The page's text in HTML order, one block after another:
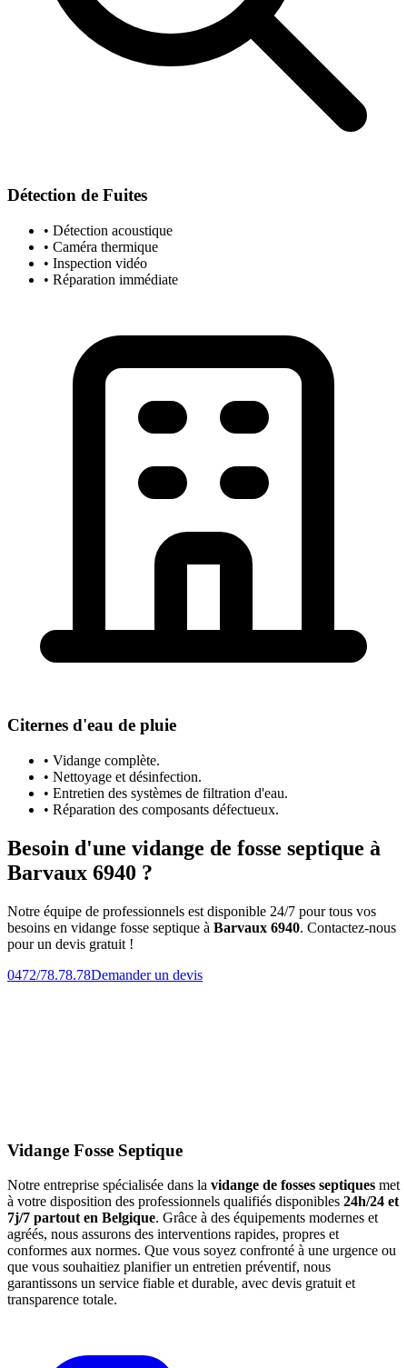
Détection de Fuites
• Détection acoustique
• Caméra thermique
• Inspection vidéo
• Réparation immédiate
Citernes d'eau de pluie
• Vidange complète.
• Nettoyage et désinfection.
• Entretien des systèmes de filtration d'eau.
• Réparation des composants défectueux.
Besoin d'une vidange de fosse septique à
Barvaux 6940 ?
Notre équipe de professionnels est disponible 24/7 pour tous vos
besoins en vidange fosse septique à Barvaux 6940. Contactez-nous
pour un devis gratuit !
0472/78.78.78Demander un devis
Vidange Fosse Septique
Notre entreprise spécialisée dans la vidange de fosses septiques met
à votre disposition des professionnels qualifiés disponibles 24h/24 et
7j/7 partout en Belgique. Grâce à des équipements modernes et
agréés, nous assurons des interventions rapides, propres et
conformes aux normes. Que vous soyez confronté à une urgence ou
que vous souhaitiez planifier un entretien préventif, nous
garantissons un service fiable et durable, avec devis gratuit et
transparence totale.